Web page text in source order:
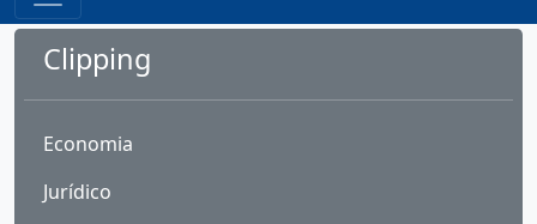
Clipping
Economia
Jurídico